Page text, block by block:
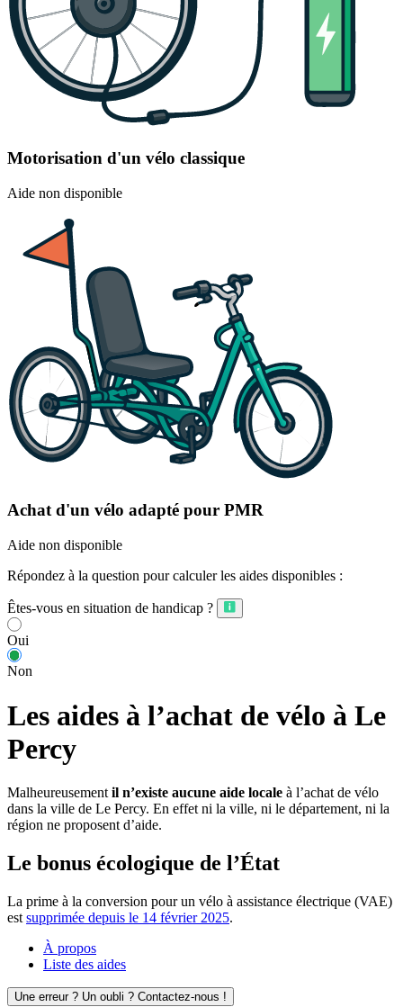
Motorisation d'un vélo classique
Aide non disponible
Achat d'un vélo adapté pour PMR
Aide non disponible
Répondez à la question pour calculer les aides disponibles :
Êtes-vous en situation de handicap ?
Oui
Non
Les aides à l’achat de vélo à Le
Percy
Malheureusement il n’existe aucune aide locale à l’achat de vélo
dans la ville de Le Percy. En effet ni la ville, ni le département, ni la
région ne proposent d’aide.
Le bonus écologique de l’État
La prime à la conversion pour un vélo à assistance électrique (VAE)
est supprimée depuis le 14 février 2025.
À propos
Liste des aides
Une erreur ? Un oubli ? Contactez-nous !